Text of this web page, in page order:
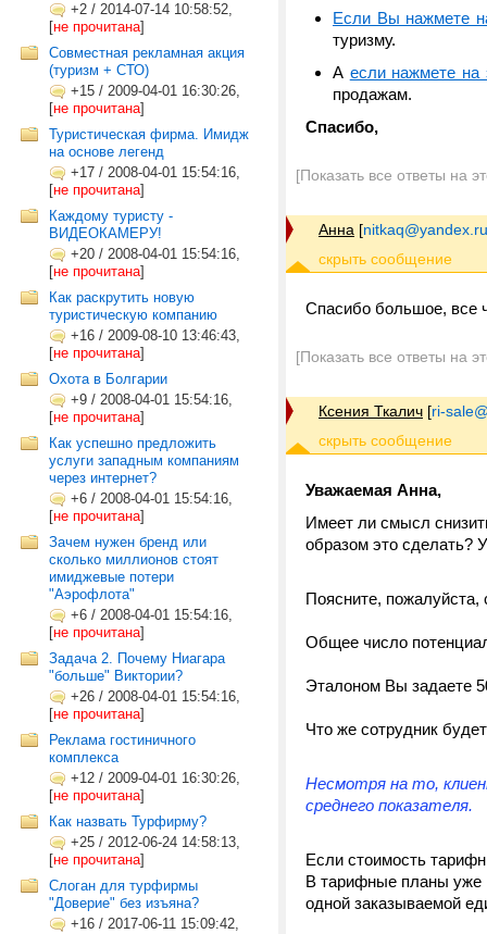
+2 / 2014-07-14 10:58:52,
[не прочитана]
Совместная рекламная акция
(туризм + СТО)
+15 / 2009-04-01 16:30:26,
[не прочитана]
Туристическая фирма. Имидж
на основе легенд
+17 / 2008-04-01 15:54:16,
[не прочитана]
Каждому туристу -
ВИДЕОКАМЕРУ!
+20 / 2008-04-01 15:54:16,
[не прочитана]
Как раскрутить новую
туристическую компанию
+16 / 2009-08-10 13:46:43,
[не прочитана]
Охота в Болгарии
+9 / 2008-04-01 15:54:16,
[не прочитана]
Как успешно предложить
услуги западным компаниям
через интернет?
+6 / 2008-04-01 15:54:16,
[не прочитана]
Зачем нужен бренд или
сколько миллионов стоят
имиджевые потери
"Аэрофлота"
+6 / 2008-04-01 15:54:16,
[не прочитана]
Задача 2. Почему Ниагара
"больше" Виктории?
+26 / 2008-04-01 15:54:16,
[не прочитана]
Реклама гостиничного
комплекса
+12 / 2009-04-01 16:30:26,
[не прочитана]
Как назвать Турфирму?
+25 / 2012-06-24 14:58:13,
[не прочитана]
Слоган для турфирмы
"Доверие" без изъяна?
+16 / 2017-06-11 15:09:42,
Если Вы нажмете
туризму.
А если нажмете на
продажам.
Спасибо,
[Показать все ответы на
Анна [nitkaq@yandex.ru
Спасибо большое, все
[Показать все ответы на
Ксения Ткалич [ri-
Уважаемая Анна,
Имеет ли смысл
образом это сделать?
Поясните,
Общее число
Эталоном Вы задаете
Что же сотрудник
Несмотря на то,
среднего показателя.
Если стоимость
В тарифные планы уже
одной заказываемой